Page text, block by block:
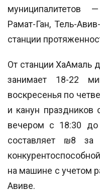
муниципалитетов
Рамат-Ган, Тель-
станции
От станции ХаАмаль
занимает 18-22
воскресенья по
и канун праздников
вечером с 18:30 до
составляет ₪8
на машине с учетом
Авиве.